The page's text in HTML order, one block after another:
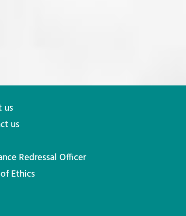
us
us
Redressal Officer
Ethics